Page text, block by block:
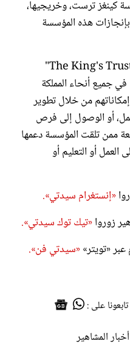
كينغز ترست، وخريجيها،
هذه المؤسسة
ومن الجدير بالذكر أن مؤسسة "The King's Trust"
جميع أنحاء المملكة
من خلال تطوير
أو الوصول إلى فرص
ممن تلقت المؤسسة دعمها
أو التعليم أو
«إنستغرام سيدتي».
زوروا«تيك توك سيدتي».
«تويتر»«سيدتي فن».
تابعونا على :
أخبار المشاهير